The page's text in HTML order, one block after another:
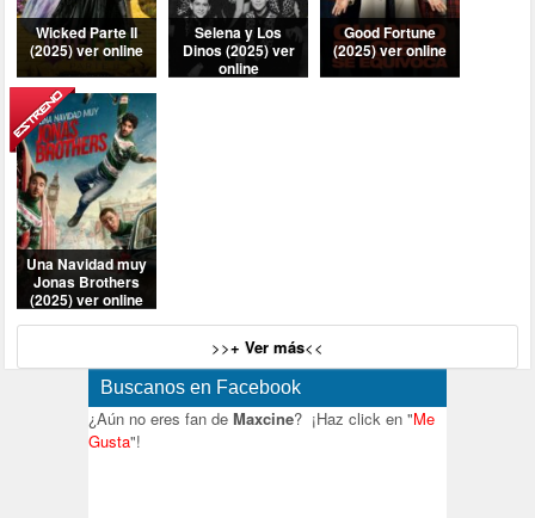
>>+ Ver más<<
Buscanos en Facebook
¿Aún no eres fan de Maxcine? ¡Haz click en "Me
Gusta"!